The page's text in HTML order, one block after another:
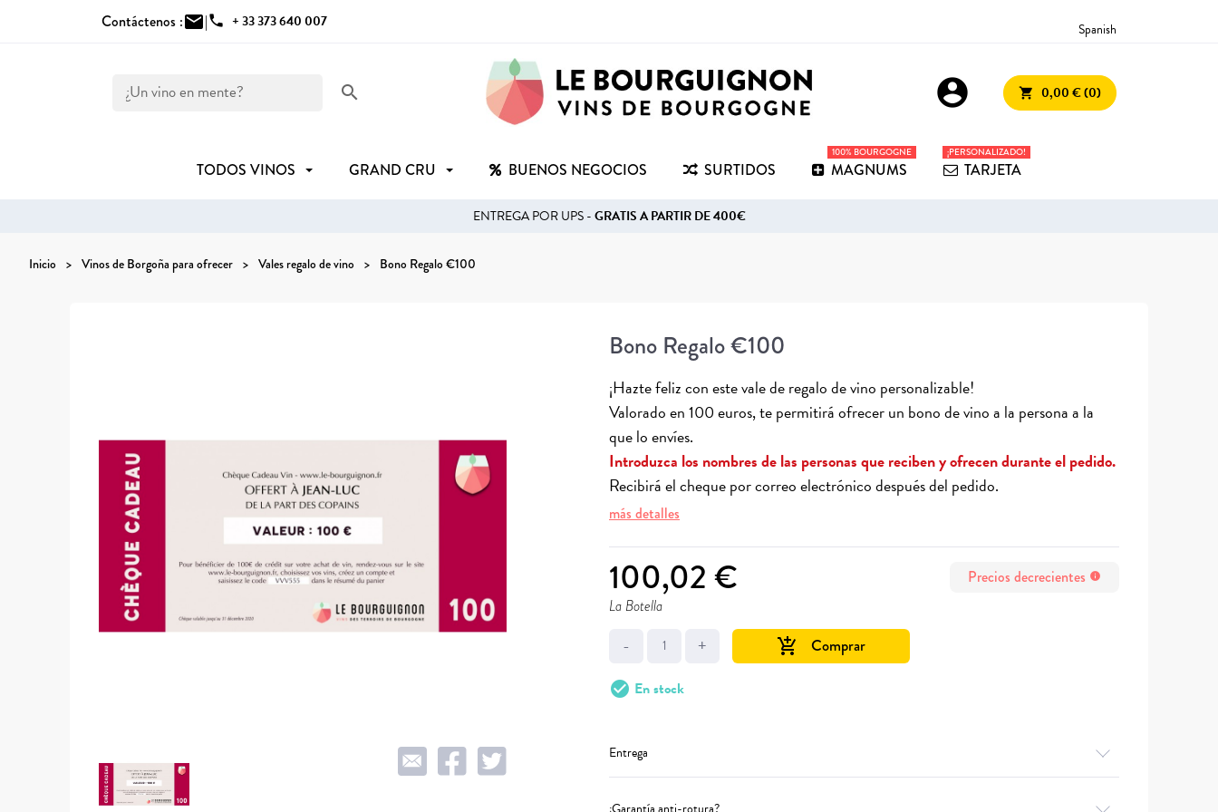
Contáctenos :mail|phone + 33 373 640 007 Spanish
search account_circle shopping_cart 0,00 € (0)
TODOS VINOS GRAND CRU BUENOS NEGOCIOS SURTIDOS MAGNUMS
100% BOURGOGNE
TARJETA
¡PERSONALIZADO!
ENTREGA POR UPS -GRATIS A PARTIR DE 400€
Inicio Vinos de Borgoña para ofrecer Vales regalo de vino Bono Regalo €100
Bono Regalo €100
¡Hazte feliz con este vale de regalo de vino personalizable!
Valorado en 100 euros, te permitirá ofrecer un bono de vino a la persona a la
que lo envíes.
Introduzca los nombres de las personas que reciben y ofrecen durante el pedido.
Recibirá el cheque por correo electrónico después del pedido.
más detalles
100,02 € Precios decrecientes info
La Botella
- + add_shopping_cart Comprar
check_circle En stock
Entrega